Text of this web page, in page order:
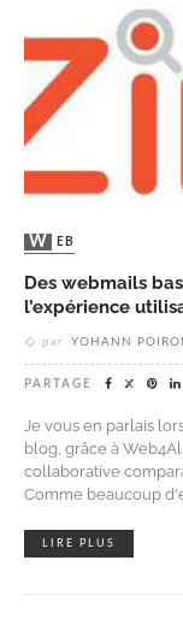
WEB
Des webmails
l’expérience
par YOHANN
PARTAGE
Je vous en parlais
blog, grâce à
collaborative
Comme beaucoup
LIRE PLUS